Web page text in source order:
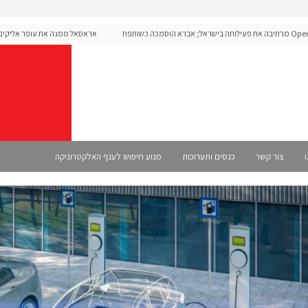
OpenAI מרחיבה את פעילותה בישראל; אברא הוסמכה כשותפת
אראסאל ממנה את עופר אליקים
צור קשר כנסים ותערוכות מנוע חיפוש לענף האלקטרוניקה